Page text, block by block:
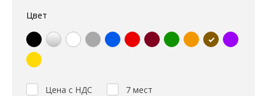
Цвет
Цена с НДС 7 мест